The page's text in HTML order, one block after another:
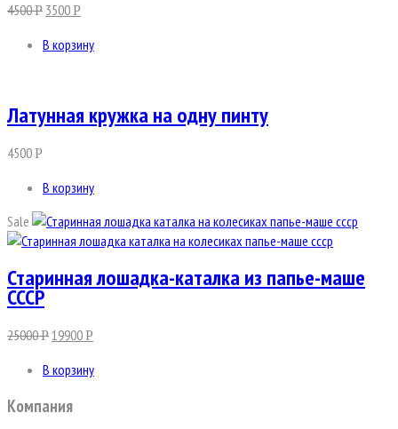
4500Р 3500Р
В корзину
Латунная кружка на одну пинту
4500Р
В корзину
Sale
Старинная лошадка-каталка из папье-маше
СССР
25000Р19900Р
В корзину
Компания